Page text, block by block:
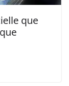
que